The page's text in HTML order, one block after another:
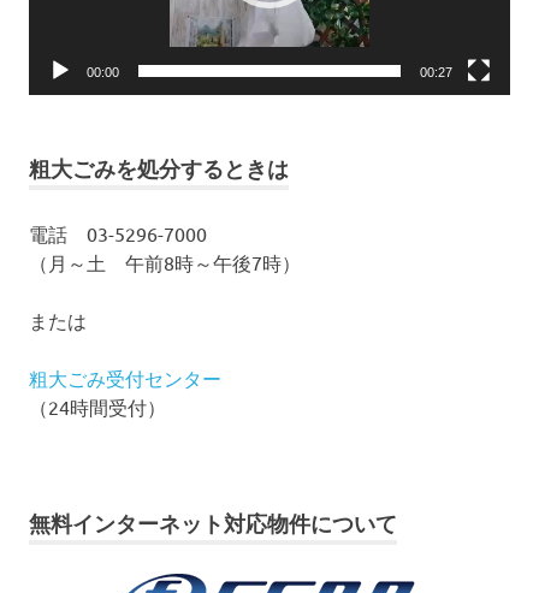
00:00 00:27
粗大ごみを処分するときは
電話 03-5296-7000
（月～土 午前8時～午後7時）
または
粗大ごみ受付センター
（24時間受付）
無料インターネット対応物件について